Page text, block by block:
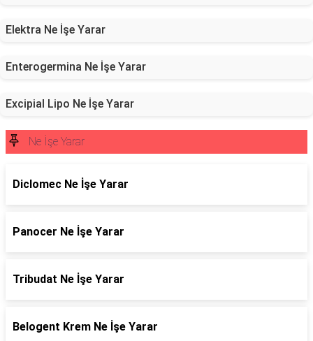
Elektra Ne İşe Yarar
Enterogermina Ne İşe Yarar
Excipial Lipo Ne İşe Yarar
Ne İşe Yarar
Diclomec Ne İşe Yarar
Panocer Ne İşe Yarar
Tribudat Ne İşe Yarar
Belogent Krem Ne İşe Yarar